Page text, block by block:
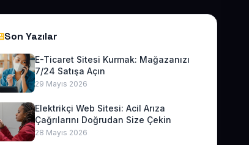
Son Yazılar
E-Ticaret Sitesi Kurmak: Mağazanızı
7/24 Satışa Açın
29 Mayıs 2026
Elektrikçi Web Sitesi: Acil Arıza
Çağrılarını Doğrudan Size Çekin
28 Mayıs 2026